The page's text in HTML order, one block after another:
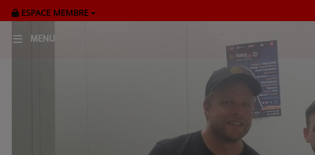
ESPACE MEMBRE
MENU